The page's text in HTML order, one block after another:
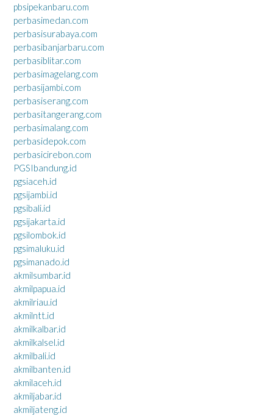
pbsipekanbaru.com
perbasimedan.com
perbasisurabaya.com
perbasibanjarbaru.com
perbasiblitar.com
perbasimagelang.com
perbasijambi.com
perbasiserang.com
perbasitangerang.com
perbasimalang.com
perbasidepok.com
perbasicirebon.com
PGSIbandung.id
pgsiaceh.id
pgsijambi.id
pgsibali.id
pgsijakarta.id
pgsilombok.id
pgsimaluku.id
pgsimanado.id
akmilsumbar.id
akmilpapua.id
akmilriau.id
akmilntt.id
akmilkalbar.id
akmilkalsel.id
akmilbali.id
akmilbanten.id
akmilaceh.id
akmiljabar.id
akmiljateng.id